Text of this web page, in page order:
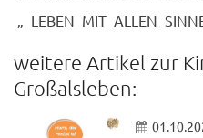
„ LEBEN MIT ALLEN
weitere Artikel zur
Großalsleben: